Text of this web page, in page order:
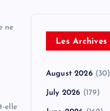
ne
elle
Les Archives
August 2026(30)
July 2026 (179)